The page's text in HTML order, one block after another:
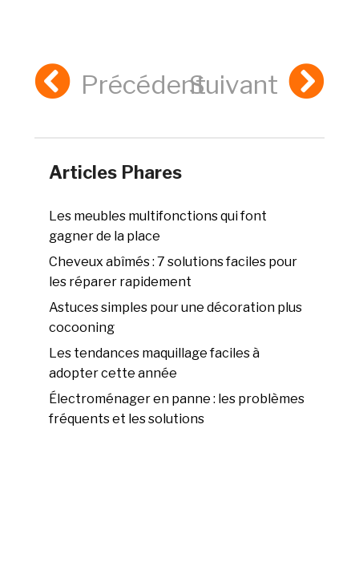
PrécédentSuivant
Articles Phares
Les meubles multifonctions qui font
gagner de la place
Cheveux abîmés : 7 solutions faciles pour
les réparer rapidement
Astuces simples pour une décoration plus
cocooning
Les tendances maquillage faciles à
adopter cette année
Électroménager en panne : les problèmes
fréquents et les solutions